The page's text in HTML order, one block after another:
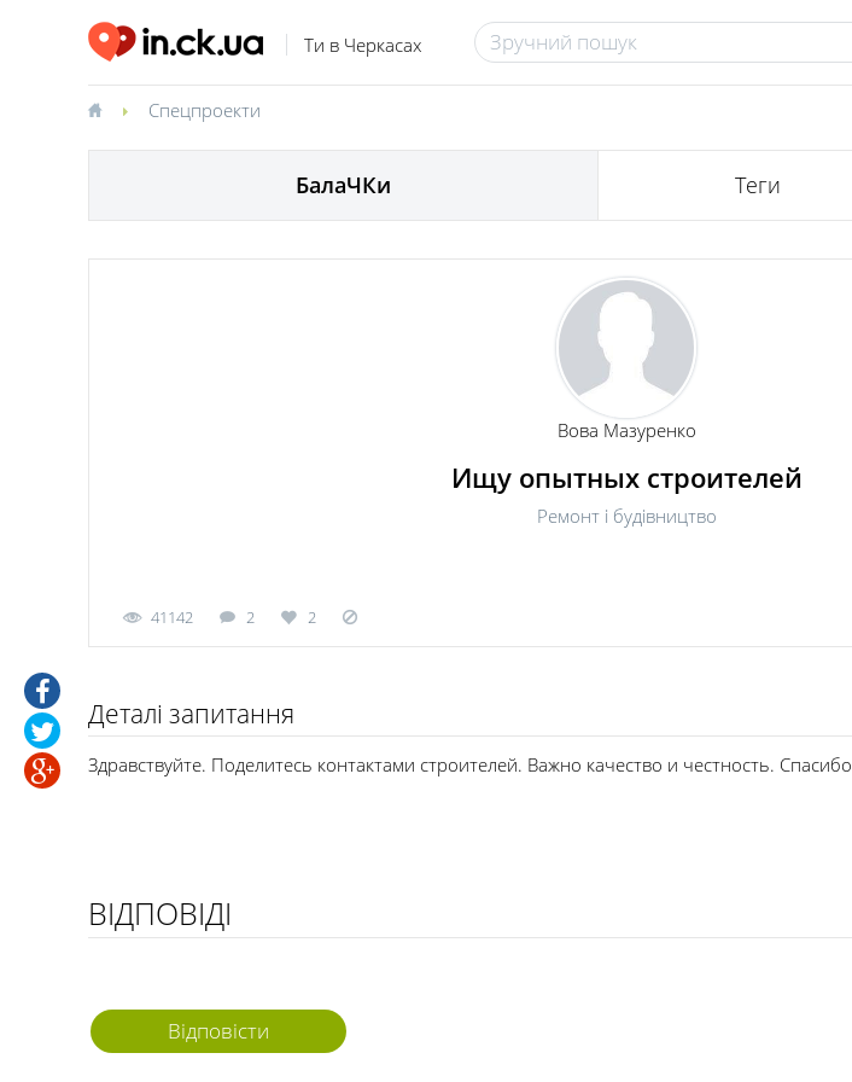
Ти в Черкасах
Спецпроекти
БалаЧКи Теги
Вова Мазуренко
Ищу опытных строителей
Ремонт і будівництво
41142 2 2
Деталі запитання
Здравствуйте. Поделитесь контактами строителей. Важно качество и честность. Спасибо
ВІДПОВІДІ
Відповісти